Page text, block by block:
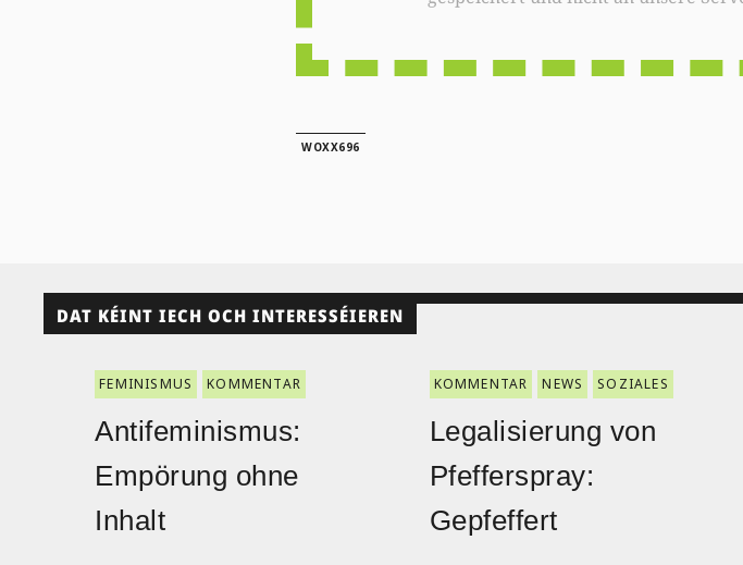
WOXX696
DAT KÉINT IECH OCH INTERESSÉIEREN
FEMINISMUS KOMMENTAR
Antifeminismus:
Empörung ohne
Inhalt
KOMMENTAR NEWS SOZIALES
Legalisierung von
Pfefferspray:
Gepfeffert